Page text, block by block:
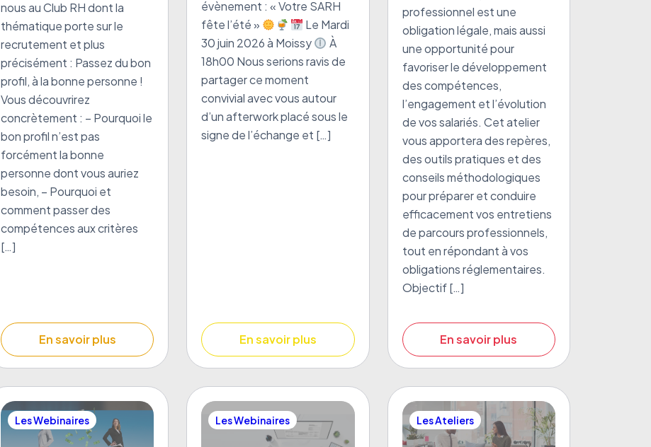
nous au Club RH dont la
thématique porte sur le
recrutement et plus
précisément : Passez du bon
profil, à la bonne personne !
Vous découvrirez
concrètement : – Pourquoi le
bon profil n’est pas
forcément la bonne
personne dont vous auriez
besoin, – Pourquoi et
comment passer des
compétences aux critères
[…]
En savoir plus
évènement : « Votre SARH
fête l’été »
Le Mardi
30 juin 2026 à Moissy
À
18h00 Nous serions ravis de
partager ce moment
convivial avec vous autour
d’un afterwork placé sous le
signe de l’échange et […]
En savoir plus
professionnel est une
obligation légale, mais aussi
une opportunité pour
favoriser le développement
des compétences,
l’engagement et l’évolution
de vos salariés. Cet atelier
vous apportera des repères,
des outils pratiques et des
conseils méthodologiques
pour préparer et conduire
efficacement vos entretiens
de parcours professionnels,
tout en répondant à vos
obligations réglementaires.
Objectif […]
En savoir plus
Les Webinaires Les Webinaires Les Ateliers